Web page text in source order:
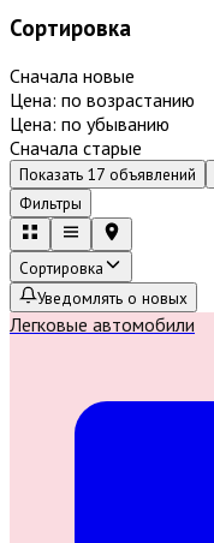
Сортировка
Сначала новые
Цена: по возрастанию
Цена: по убыванию
Сначала старые
Показать 17 объявлений
Фильтры
Сортировка
Уведомлять о новых
Легковые автомобили